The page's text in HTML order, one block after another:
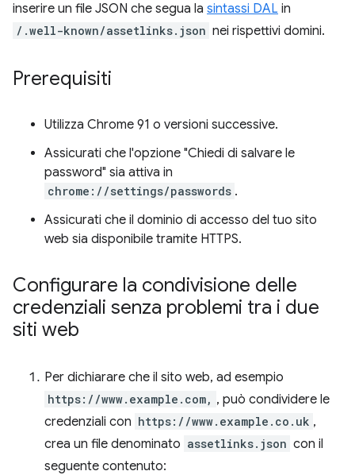
inserire un file JSON che segua la sintassi DAL in
/.well-known/assetlinks.json nei rispettivi domini.
Prerequisiti
Utilizza Chrome 91 o versioni successive.
Assicurati che l'opzione "Chiedi di salvare le
password" sia attiva in
chrome://settings/passwords .
Assicurati che il dominio di accesso del tuo sito
web sia disponibile tramite HTTPS.
Configurare la condivisione delle
credenziali senza problemi tra i due
siti web
Per dichiarare che il sito web, ad esempio
https://www.example.com, , può condividere le
credenziali con https://www.example.co.uk ,
crea un file denominato assetlinks.json con il
seguente contenuto: